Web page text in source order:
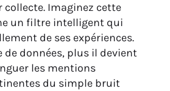
Imaginez cette
un filtre intelligent qui
de ses expériences.
de données, plus il devient
les mentions
du simple bruit